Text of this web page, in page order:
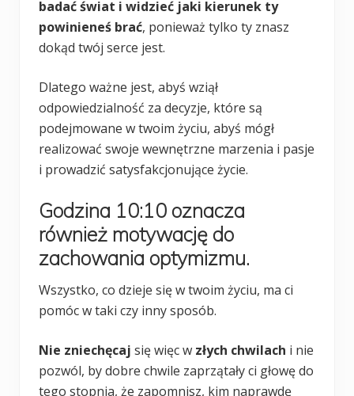
badać świat i widzieć jaki kierunek ty
powinieneś brać, ponieważ tylko ty znasz
dokąd twój serce jest.
Dlatego ważne jest, abyś wziął
odpowiedzialność za decyzje, które są
podejmowane w twoim życiu, abyś mógł
realizować swoje wewnętrzne marzenia i pasje
i prowadzić satysfakcjonujące życie.
Godzina 10:10 oznacza
również motywację do
zachowania optymizmu.
Wszystko, co dzieje się w twoim życiu, ma ci
pomóc w taki czy inny sposób.
Nie zniechęcaj się więc w złych chwilach i nie
pozwól, by dobre chwile zaprzątały ci głowę do
tego stopnia, że zapomnisz, kim naprawdę